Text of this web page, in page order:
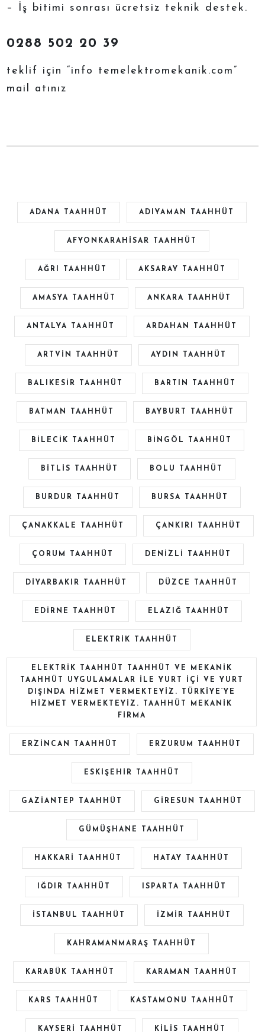
– İş bitimi sonrası ücretsiz teknik destek.
0288 502 20 39
teklif için “info temelektromekanik.com”
mail atınız
ADANA TAAHHÜT ADIYAMAN TAAHHÜT
AFYONKARAHİSAR TAAHHÜT
AĞRI TAAHHÜT AKSARAY TAAHHÜT
AMASYA TAAHHÜT ANKARA TAAHHÜT
ANTALYA TAAHHÜT ARDAHAN TAAHHÜT
ARTVİN TAAHHÜT AYDIN TAAHHÜT
BALIKESİR TAAHHÜT BARTIN TAAHHÜT
BATMAN TAAHHÜT BAYBURT TAAHHÜT
BİLECİK TAAHHÜT BİNGÖL TAAHHÜT
BİTLİS TAAHHÜT BOLU TAAHHÜT
BURDUR TAAHHÜT BURSA TAAHHÜT
ÇANAKKALE TAAHHÜT ÇANKIRI TAAHHÜT
ÇORUM TAAHHÜT DENİZLİ TAAHHÜT
DİYARBAKIR TAAHHÜT DÜZCE TAAHHÜT
EDİRNE TAAHHÜT ELAZIĞ TAAHHÜT
ELEKTRIK TAAHHÜT
ELEKTRIK TAAHHÜT TAAHHÜT VE MEKANIK
TAAHHÜT UYGULAMALAR ILE YURT IÇI VE YURT
DIŞINDA HIZMET VERMEKTEYIZ. TÜRKİYE’YE
HİZMET VERMEKTEYİZ. TAAHHÜT MEKANIK
FIRMA
ERZİNCAN TAAHHÜT ERZURUM TAAHHÜT
ESKİŞEHİR TAAHHÜT
GAZİANTEP TAAHHÜT GİRESUN TAAHHÜT
GÜMÜŞHANE TAAHHÜT
HAKKARİ TAAHHÜT HATAY TAAHHÜT
IĞDIR TAAHHÜT ISPARTA TAAHHÜT
İSTANBUL TAAHHÜT İZMİR TAAHHÜT
KAHRAMANMARAŞ TAAHHÜT
KARABÜK TAAHHÜT KARAMAN TAAHHÜT
KARS TAAHHÜT KASTAMONU TAAHHÜT
KAYSERİ TAAHHÜT KİLİS TAAHHÜT